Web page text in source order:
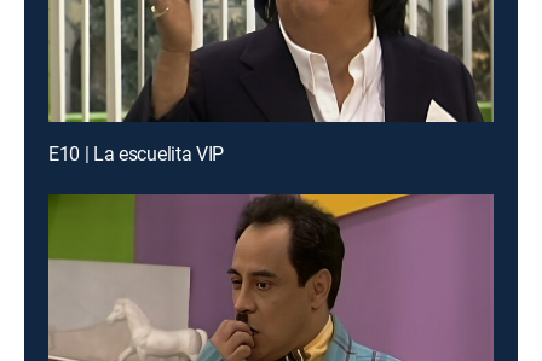
E10 | La escuelita VIP